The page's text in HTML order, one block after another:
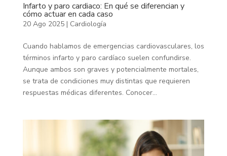
Infarto y paro cardiaco: En qué se diferencian y
cómo actuar en cada caso
20 Ago 2025| Cardiología
Cuando hablamos de emergencias cardiovasculares, los
términos infarto y paro cardíaco suelen confundirse.
Aunque ambos son graves y potencialmente mortales,
se trata de condiciones muy distintas que requieren
respuestas médicas diferentes. Conocer...